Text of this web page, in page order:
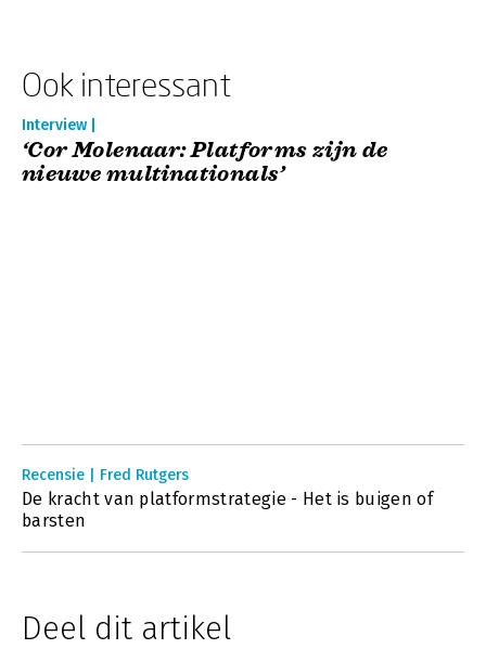
Ook interessant
Interview |
‘Cor Molenaar: Platforms zijn de
nieuwe multinationals’
Recensie | Fred Rutgers
De kracht van platformstrategie - Het is buigen of
barsten
Deel dit artikel